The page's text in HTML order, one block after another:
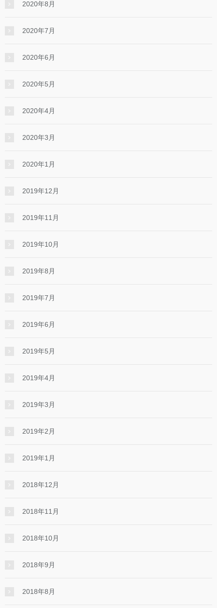
2020年8月
2020年7月
2020年6月
2020年5月
2020年4月
2020年3月
2020年1月
2019年12月
2019年11月
2019年10月
2019年8月
2019年7月
2019年6月
2019年5月
2019年4月
2019年3月
2019年2月
2019年1月
2018年12月
2018年11月
2018年10月
2018年9月
2018年8月